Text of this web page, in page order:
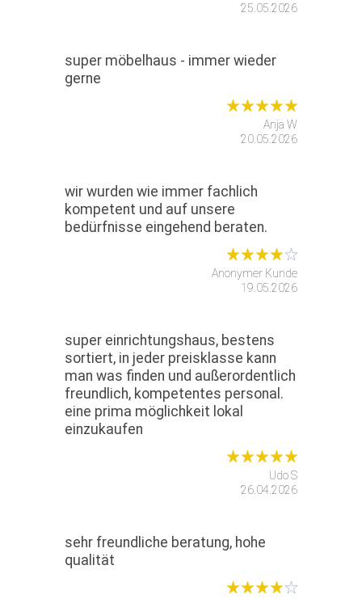
25.05.2026
super möbelhaus - immer wieder
gerne
Anja W
20.05.2026
wir wurden wie immer fachlich
kompetent und auf unsere
bedürfnisse eingehend beraten.
Anonymer Kunde
19.05.2026
super einrichtungshaus, bestens
sortiert, in jeder preisklasse kann
man was finden und außerordentlich
freundlich, kompetentes personal.
eine prima möglichkeit lokal
einzukaufen
Udo S
26.04.2026
sehr freundliche beratung, hohe
qualität